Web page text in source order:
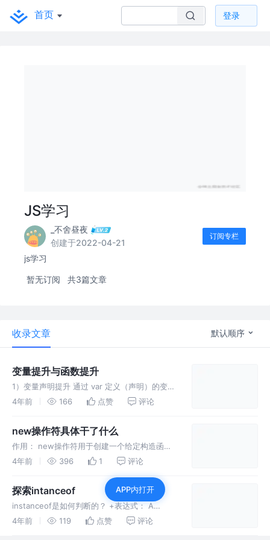
首页 登录
JS学习
_不舍昼夜
创建于2022-04-21
订阅专栏
js学习
暂无订阅 共3篇文章
收录文章 默认顺序
变量提升与函数提升
1）变量声明提升 通过 var 定义（声明）的变
量，在定义语句之前就可以访问到 值：
有赋值;注意：变量赋值没有提前执行，只是变
量的声明提前执行了 导致
4年前 166 点赞 评论
new操作符具体干了什么
作用： new操作符用于创建一个给定构造函数
的实例对象 过程： 1.创建一个新的空对象{} 2.
prototype属性，即将对象与构造函数通过原型
链连接起来
4年前 396 1 评论
探索intanceof
instanceof是如何判断的？ +表达式： A
instanceof B A 是一个实例对象，B 是一个构
4年前 119 点赞 评论
APP内打开